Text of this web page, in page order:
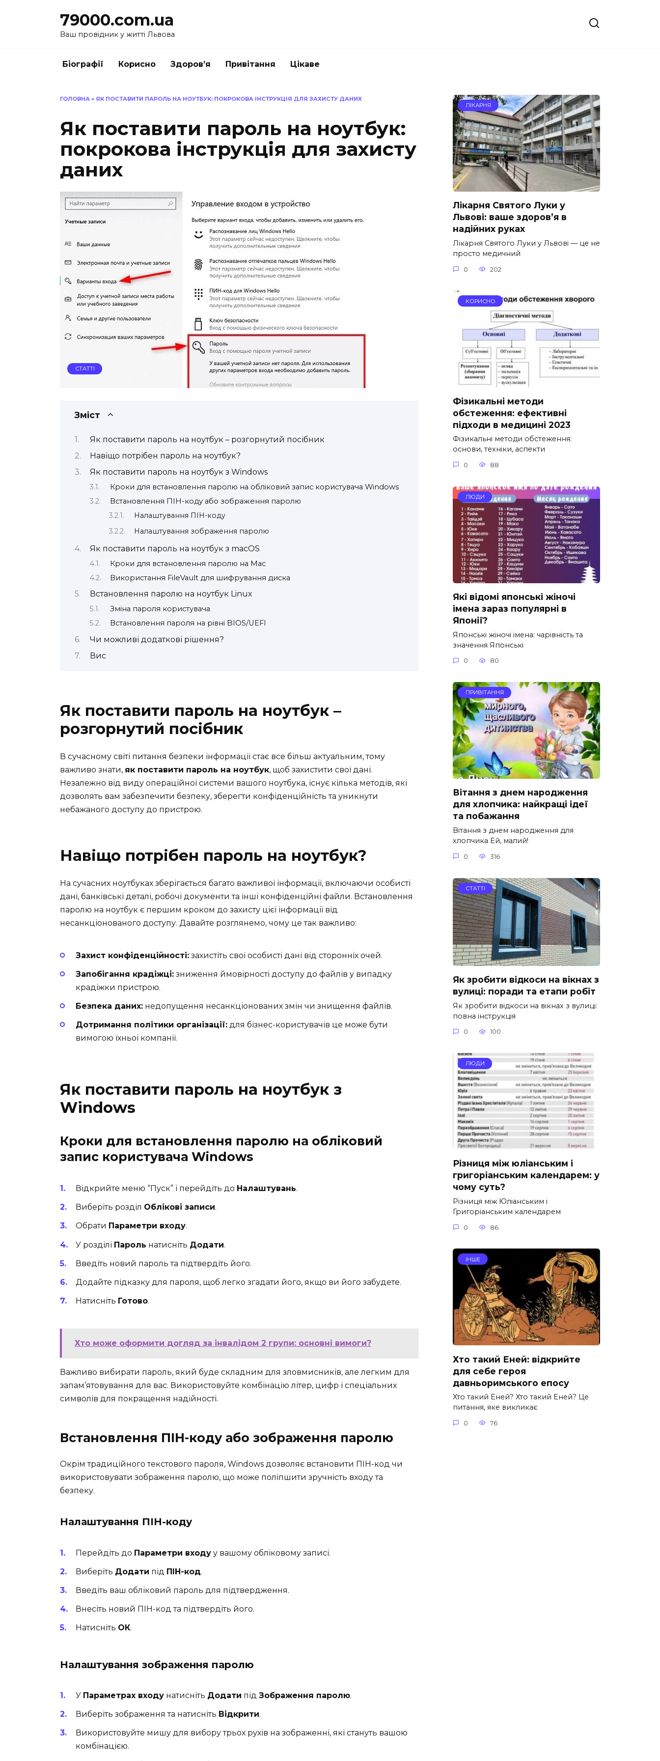
79000.com.ua
Ваш провідник у житті Львова
Біографії Корисно Здоров’я Привітання Цікаве
ГОЛОВНА » ЯК ПОСТАВИТИ ПАРОЛЬ НА НОУТБУК: ПОКРОКОВА ІНСТРУКЦІЯ ДЛЯ ЗАХИСТУ ДАНИХ
Як поставити пароль на ноутбук:
покрокова інструкція для захисту
даних
СТАТТІ
Зміст
Як поставити пароль на ноутбук – розгорнутий посібник
Навіщо потрібен пароль на ноутбук?
Як поставити пароль на ноутбук з Windows
Кроки для встановлення паролю на обліковий запис користувача Windows
Встановлення ПІН-коду або зображення паролю
Налаштування ПІН-коду
Налаштування зображення паролю
Як поставити пароль на ноутбук з macOS
Кроки для встановлення паролю на Mac
Використання FileVault для шифрування диска
Встановлення паролю на ноутбук Linux
Зміна пароля користувача
Встановлення пароля на рівні BIOS/UEFI
Чи можливі додаткові рішення?
Вис
Як поставити пароль на ноутбук –
розгорнутий посібник
В сучасному світі питання безпеки інформації стає все більш актуальним, тому
важливо знати, як поставити пароль на ноутбук, щоб захистити свої дані.
Незалежно від виду операційної системи вашого ноутбука, існує кілька методів, які
дозволять вам забезпечити безпеку, зберегти конфіденційність та уникнути
небажаного доступу до пристрою.
Навіщо потрібен пароль на ноутбук?
На сучасних ноутбуках зберігається багато важливої інформації, включаючи особисті
дані, банківські деталі, робочі документи та інші конфіденційні файли. Встановлення
паролю на ноутбук є першим кроком до захисту цієї інформації від
несанкціонованого доступу. Давайте розглянемо, чому це так важливо:
Захист конфіденційності: захистіть свої особисті дані від сторонніх очей.
Запобігання крадіжці: зниження ймовірності доступу до файлів у випадку
крадіжки пристрою.
Безпека даних: недопущення несанкціонованих змін чи знищення файлів.
Дотримання політики організації: для бізнес-користувачів це може бути
вимогою їхньої компанії.
Як поставити пароль на ноутбук з
Windows
Кроки для встановлення паролю на обліковий
запис користувача Windows
Відкрийте меню “Пуск” і перейдіть до Налаштувань.
Виберіть розділ Облікові записи.
Обрати Параметри входу.
У розділі Пароль натисніть Додати.
Введіть новий пароль та підтвердіть його.
Додайте підказку для пароля, щоб легко згадати його, якщо ви його забудете.
Натисніть Готово.
Хто може оформити догляд за інвалідом 2 групи: основні вимоги?
Важливо вибирати пароль, який буде складним для зловмисників, але легким для
запам’ятовування для вас. Використовуйте комбінацію літер, цифр і спеціальних
символів для покращення надійності.
Встановлення ПІН-коду або зображення паролю
Окрім традиційного текстового пароля, Windows дозволяє встановити ПІН-код чи
використовувати зображення паролю, що може поліпшити зручність входу та
безпеку.
Налаштування ПІН-коду
Перейдіть до Параметри входу у вашому обліковому записі.
Виберіть Додати під ПІН-код.
Введіть ваш обліковий пароль для підтвердження.
Внесіть новий ПІН-код та підтвердіть його.
Натисніть ОК.
Налаштування зображення паролю
У Параметрах входу натисніть Додати під Зображення паролю.
Виберіть зображення та натисніть Відкрити.
Використовуйте мишу для вибору трьох рухів на зображенні, які стануть вашою
комбінацією.
ЛІКАРНЯ
Лікарня Cвятого Луки у
Львові: ваше здоров’я в
надійних руках
Лікарня Святого Луки у Львові — це не
просто медичний
0 202
КОРИСНО
Фізикальні методи
обстеження: ефективні
підходи в медицині 2023
Фізикальні методи обстеження:
основи, техніки, аспекти
0 88
ЛЮДИ
Які відомі японські жіночі
імена зараз популярні в
Японії?
Японські жіночі імена: чарівність та
значення Японські
0 80
ПРИВІТАННЯ
Вітання з днем народження
для хлопчика: найкращі ідеї
та побажання
Вітання з днем народження для
хлопчика Ей, малий!
0 316
СТАТТІ
Як зробити відкоси на вікнах з
вулиці: поради та етапи робіт
Як зробити відкоси на вікнах з вулиці:
повна інструкція
0 100
ЛЮДИ
Різниця між юліанським і
григоріанським календарем: у
чому суть?
Різниця між Юліанським і
Григоріанським календарем
0 86
ІНШЕ
Хто такий Еней: відкрийте
для себе героя
давньоримського епосу
Хто такий Еней? Хто такий Еней? Це
питання, яке викликає
0 76